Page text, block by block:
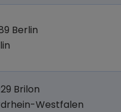
Berlin
Brilon
Westfalen